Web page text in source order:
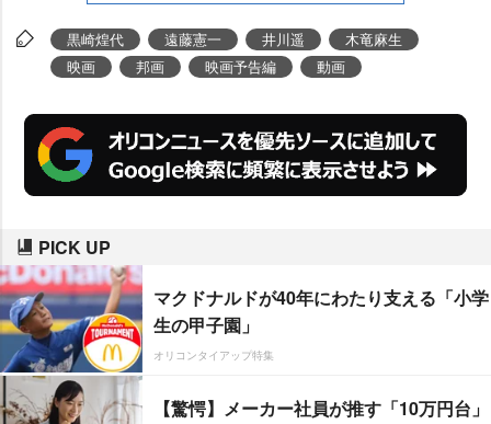
黒崎煌代 遠藤憲一 井川遥
木竜麻生
映画
邦画 映画予告編 動画
PICK UP
マクドナルドが40年にわたり支える「小学
生の甲子園」
オリコンタイアップ特集
【驚愕】メーカー社員が推す「10万円台」